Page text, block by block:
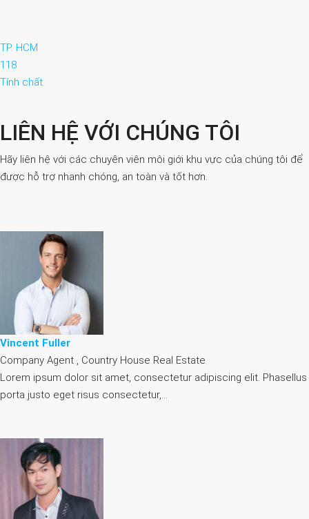
TP. HCM
118
Tính chất
LIÊN HỆ VỚI CHÚNG TÔI
Hãy liên hệ với các chuyên viên môi giới khu vực của chúng tôi để
được hỗ trợ nhanh chóng, an toàn và tốt hơn.
Vincent Fuller
Company Agent , Country House Real Estate
Lorem ipsum dolor sit amet, consectetur adipiscing elit. Phasellus
porta justo eget risus consectetur,…